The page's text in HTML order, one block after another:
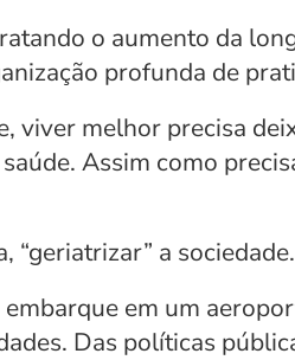
o aumento da
profunda de
viver melhor precisa
Assim como
“geriatrizar” a sociedade.
em um
Das políticas